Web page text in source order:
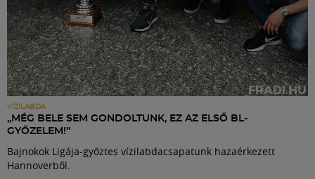
VÍZILABDA
„MÉG BELE SEM GONDOLTUNK, EZ AZ ELSŐ BL-
GYŐZELEM!”
Bajnokok Ligája-győztes vízilabdacsapatunk hazaérkezett
Hannoverből.